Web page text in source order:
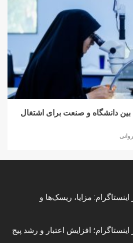
بین دانشگاه و صنعت برای اشتغال
مزایا، ریسک‌ها و
افزایش اعتبار و رشد پیج